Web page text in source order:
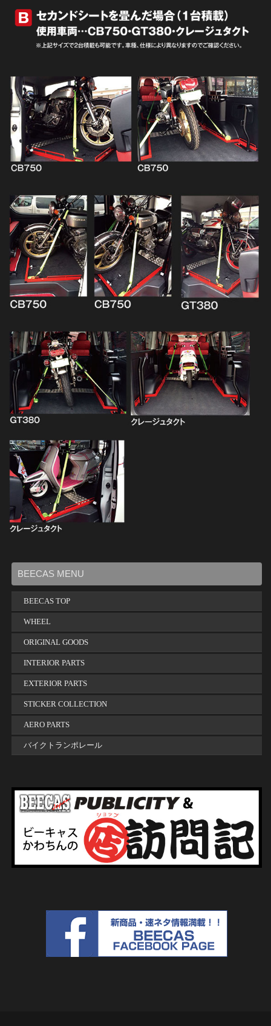
BEECAS MENU
BEECAS TOP
WHEEL
ORIGINAL GOODS
INTERIOR PARTS
EXTERIOR PARTS
STICKER COLLECTION
AERO PARTS
バイクトランポレール